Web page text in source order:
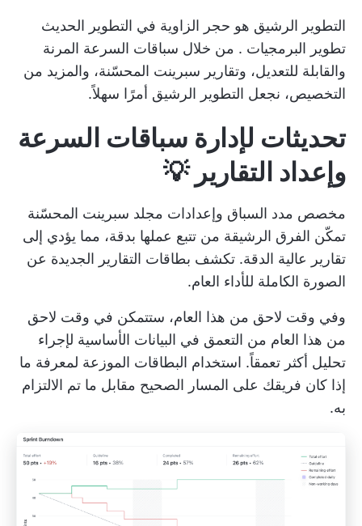
التطوير الرشيق هو حجر الزاوية في التطوير الحديث
تطوير البرمجيات . من خلال سباقات السرعة المرنة
والقابلة للتعديل، وتقارير سبرينت المحسّنة، والمزيد من
التخصيص، نجعل التطوير الرشيق أمرًا سهلاً.
تحديثات لإدارة سباقات السرعة
وإعداد التقارير 💡
مخصص مدد السباق وإعدادات مجلد سبرينت المحسّنة
تمكّن الفرق الرشيقة من تتبع عملها بدقة، مما يؤدي إلى
تقارير عالية الدقة. تكشف بطاقات التقارير الجديدة عن
الصورة الكاملة للأداء العام.
وفي وقت لاحق من هذا العام، ستتمكن في وقت لاحق
من هذا العام من التعمق في البيانات الأساسية لإجراء
تحليل أكثر تعمقاً. استخدام البطاقات الموزعة لمعرفة ما
إذا كان فريقك على المسار الصحيح مقابل ما تم الالتزام
به.